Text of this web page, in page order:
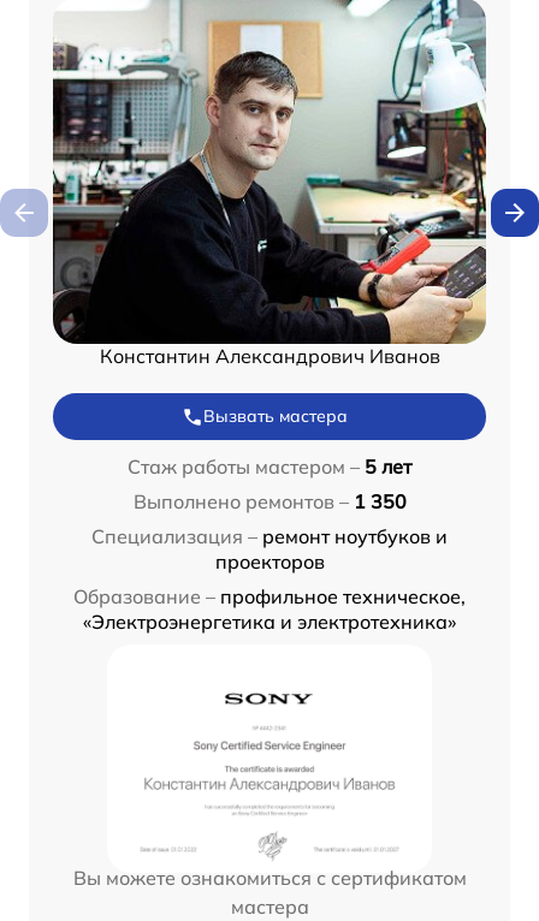
Константин Александрович Иванов
Вызвать мастера
Стаж работы мастером – 5 лет
Выполнено ремонтов – 1 350
Специализация – ремонт ноутбуков и
проекторов
Образование – профильное техническое,
«Электроэнергетика и электротехника»
Вы можете ознакомиться с сертификатом
мастера